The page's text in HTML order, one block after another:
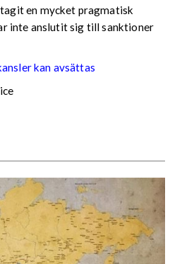
en mycket pragmatisk
inte anslutit sig till sanktioner
kan avsättas